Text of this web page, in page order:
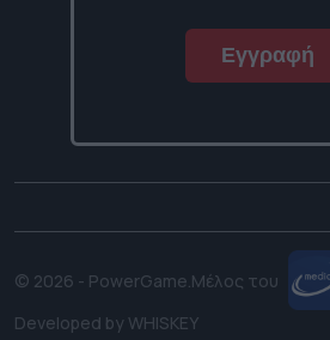
Εγγραφή
© 2026 - PowerGame. Μέλος του
Developed by WHISKEY